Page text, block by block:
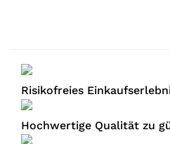
Risikofreies
Hochwertige Qualität zu